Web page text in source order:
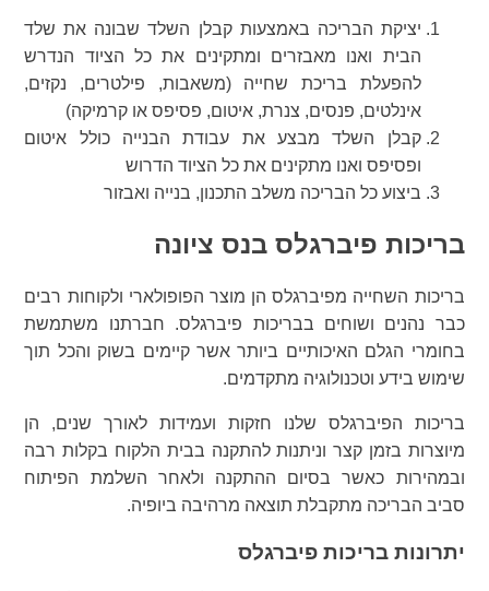
יציקת הבריכה באמצעות קבלן השלד שבונה את שלד
הבית ואנו מאבזרים ומתקינים את כל הציוד הנדרש
להפעלת בריכת שחייה (משאבות, פילטרים, נקזים,
אינלטים, פנסים, צנרת, איטום, פסיפס או קרמיקה)
קבלן השלד מבצע את עבודת הבנייה כולל איטום
ופסיפס ואנו מתקינים את כל הציוד הדרוש
ביצוע כל הבריכה משלב התכנון, בנייה ואבזור
בריכות פיברגלס בנס ציונה
בריכות השחייה מפיברגלס הן מוצר הפופולארי ולקוחות רבים
כבר נהנים ושוחים בבריכות פיברגלס. חברתנו משתמשת
בחומרי הגלם האיכותיים ביותר אשר קיימים בשוק והכל תוך
שימוש בידע וטכנולוגיה מתקדמים.
בריכות הפיברגלס שלנו חזקות ועמידות לאורך שנים, הן
מיוצרות בזמן קצר וניתנות להתקנה בבית הלקוח בקלות רבה
ובמהירות כאשר בסיום ההתקנה ולאחר השלמת הפיתוח
סביב הבריכה מתקבלת תוצאה מרהיבה ביופיה.
יתרונות בריכות פיברגלס